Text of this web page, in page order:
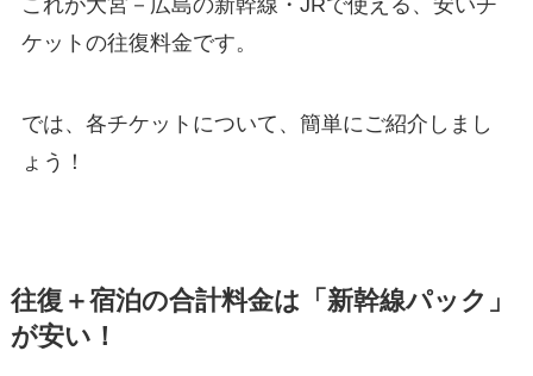
これが大宮－広島の新幹線・JRで使える、安いチ
ケットの往復料金です。
では、各チケットについて、簡単にご紹介しまし
ょう！
往復＋宿泊の合計料金は「新幹線パック」
が安い！